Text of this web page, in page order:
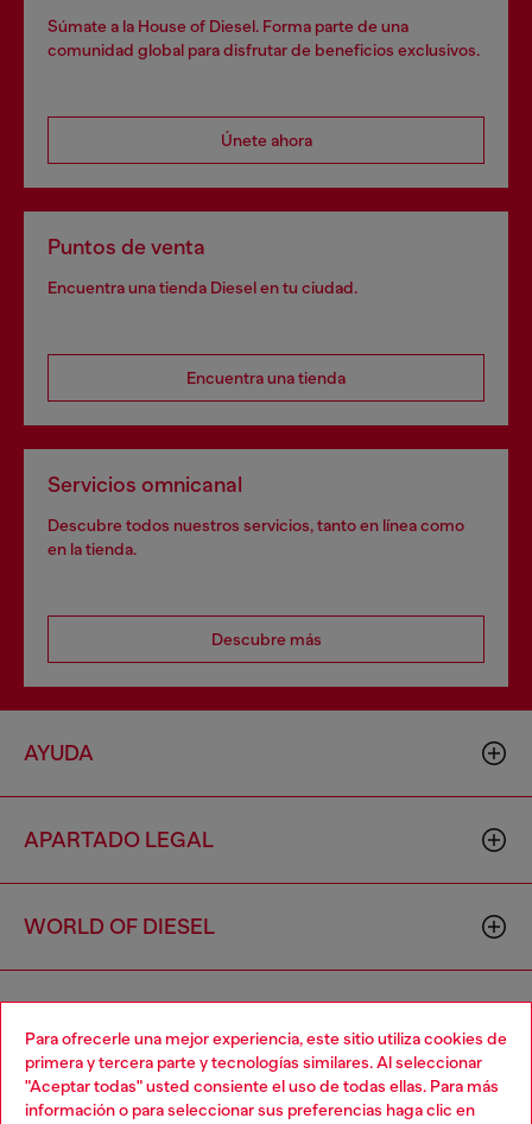
Para ofrecerle una mejor experiencia, este sitio utiliza cookies de
primera y tercera parte y tecnologías similares. Al seleccionar
"Aceptar todas" usted consiente el uso de todas ellas. Para más
información o para seleccionar sus preferencias haga clic en
Súmate a la House of Diesel. Forma parte de una
comunidad global para disfrutar de beneficios exclusivos.
Únete ahora
Puntos de venta
Encuentra una tienda Diesel en tu ciudad.
Encuentra una tienda
Servicios omnicanal
Descubre todos nuestros servicios, tanto en línea como
en la tienda.
Descubre más
AYUDA
APARTADO LEGAL
WORLD OF DIESEL
Choose your location